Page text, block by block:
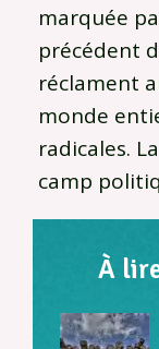
marquée
précédent
réclament
monde
radicales.
camp
À